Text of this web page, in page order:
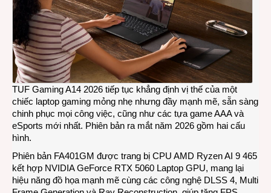
TUF Gaming A14 2026 tiếp tục khẳng định vị thế của một
chiếc laptop gaming mỏng nhẹ nhưng đầy mạnh mẽ, sẵn sàng
chinh phục mọi công việc, cũng như các tựa game AAA và
eSports mới nhất. Phiên bản ra mắt năm 2026 gồm hai cấu
hình.
Phiên bản FA401GM được trang bị CPU AMD Ryzen AI 9 465
kết hợp NVIDIA GeForce RTX 5060 Laptop GPU, mang lại
hiệu năng đồ họa mạnh mẽ cùng các công nghệ DLSS 4, Multi